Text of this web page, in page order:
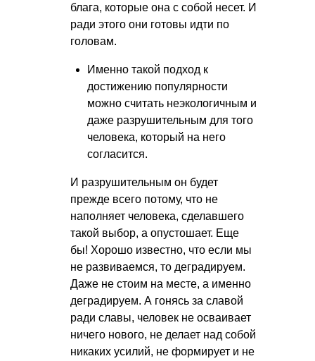
блага, которые она с собой несет. И
ради этого они готовы идти по
головам.
Именно такой подход к
достижению популярности
можно считать неэкологичным и
даже разрушительным для того
человека, который на него
согласится.
И разрушительным он будет
прежде всего потому, что не
наполняет человека, сделавшего
такой выбор, а опустошает. Еще
бы! Хорошо известно, что если мы
не развиваемся, то деградируем.
Даже не стоим на месте, а именно
деградируем. А гонясь за славой
ради славы, человек не осваивает
ничего нового, не делает над собой
никаких усилий, не формирует и не